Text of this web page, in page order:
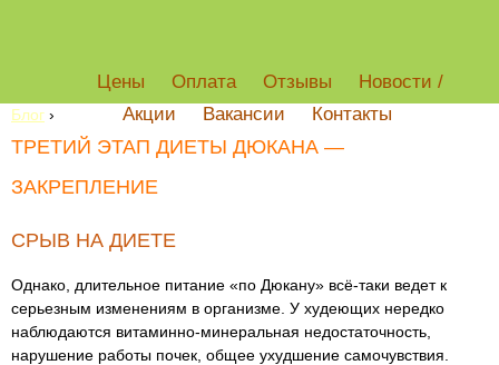
Цены Оплата Отзывы
Новости /
Акции
Вакансии Контакты
Блог ›
ТРЕТИЙ ЭТАП ДИЕТЫ ДЮКАНА —
ЗАКРЕПЛЕНИЕ
СРЫВ НА ДИЕТЕ
Однако, длительное питание «по Дюкану» всё-таки ведет к
серьезным изменениям в организме. У худеющих нередко
наблюдаются витаминно-минеральная недостаточность,
нарушение работы почек, общее ухудшение самочувствия.